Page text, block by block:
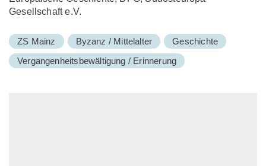
Gesellschaft e.V.
ZS Mainz Byzanz / Mittelalter
Geschichte
Vergangenheitsbewältigung / Erinnerung